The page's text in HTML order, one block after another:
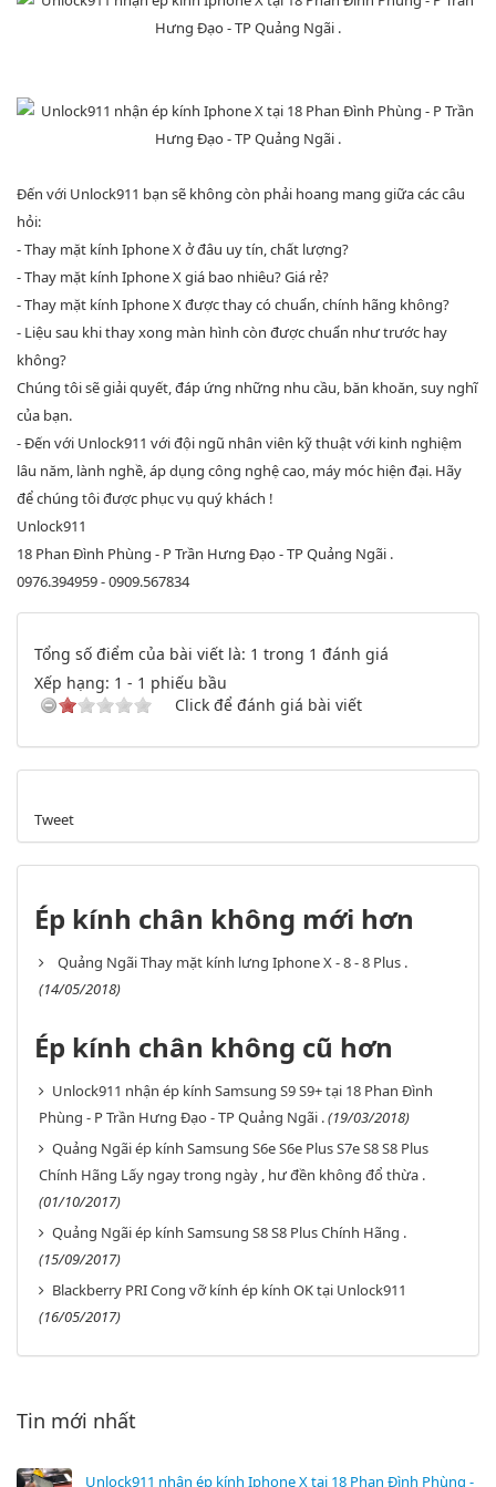
Đến với Unlock911 bạn sẽ không còn phải hoang mang giữa các câu
hỏi:
- Thay mặt kính Iphone X ở đâu uy tín, chất lượng?
- Thay mặt kính Iphone X giá bao nhiêu? Giá rẻ?
- Thay mặt kính Iphone X được thay có chuẩn, chính hãng không?
- Liệu sau khi thay xong màn hình còn được chuẩn như trước hay
không?
Chúng tôi sẽ giải quyết, đáp ứng những nhu cầu, băn khoăn, suy nghĩ
của bạn.
- Đến với Unlock911 với đội ngũ nhân viên kỹ thuật với kinh nghiệm
lâu năm, lành nghề, áp dụng công nghệ cao, máy móc hiện đại. Hãy
để chúng tôi được phục vụ quý khách !
Unlock911
18 Phan Đình Phùng - P Trần Hưng Đạo - TP Quảng Ngãi .
0976.394959 - 0909.567834
Tổng số điểm của bài viết là: 1 trong 1 đánh giá
Xếp hạng: 1 - 1 phiếu bầu
Click để đánh giá bài viết
Tweet
Ép kính chân không mới hơn
Quảng Ngãi Thay mặt kính lưng Iphone X - 8 - 8 Plus .
(14/05/2018)
Ép kính chân không cũ hơn
Unlock911 nhận ép kính Samsung S9 S9+ tại 18 Phan Đình
Phùng - P Trần Hưng Đạo - TP Quảng Ngãi .(19/03/2018)
Quảng Ngãi ép kính Samsung S6e S6e Plus S7e S8 S8 Plus
Chính Hãng Lấy ngay trong ngày , hư đền không đổ thừa .
(01/10/2017)
Quảng Ngãi ép kính Samsung S8 S8 Plus Chính Hãng .
(15/09/2017)
Blackberry PRI Cong vỡ kính ép kính OK tại Unlock911
(16/05/2017)
Tin mới nhất
Unlock911 nhận ép kính Iphone X tại 18 Phan Đình Phùng -